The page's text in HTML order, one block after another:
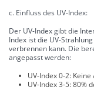
c. Einfluss des UV-Index:
Der UV-Index gibt die
Index ist die UV-
verbrennen kann. Die
angepasst werden:
UV-Index 0-2:
UV-Index 3-5: 80%